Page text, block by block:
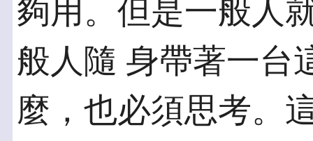
夠用。但是一般人
般人隨 身帶著一台
麼，也必須思考。